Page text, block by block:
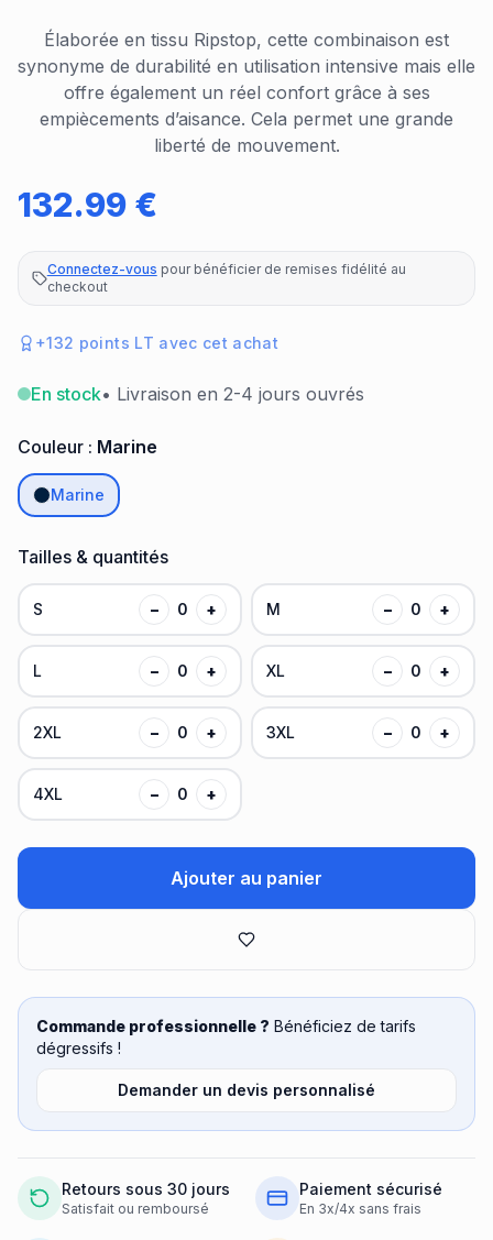
Élaborée en tissu Ripstop, cette combinaison est
synonyme de durabilité en utilisation intensive mais elle
offre également un réel confort grâce à ses
empiècements d’aisance. Cela permet une grande
liberté de mouvement.
132.99 €
Connectez-vous pour bénéficier de remises fidélité au
checkout
+132 points LT avec cet achat
En stock• Livraison en 2-4 jours ouvrés
Couleur : Marine
Marine
Tailles & quantités
S − 0 + M − 0 +
L − 0 + XL − 0 +
2XL − 0 + 3XL − 0 +
4XL − 0 +
Ajouter au panier
Commande professionnelle ? Bénéficiez de tarifs
dégressifs !
Demander un devis personnalisé
Retours sous 30 jours
Satisfait ou remboursé
Paiement sécurisé
En 3x/4x sans frais